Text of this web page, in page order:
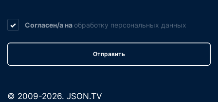
Согласен/а на обработку персональных данных
Отправить
© 2009-2026. JSON.TV